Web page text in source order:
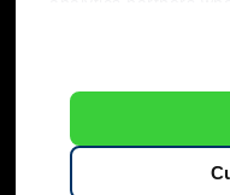
information that